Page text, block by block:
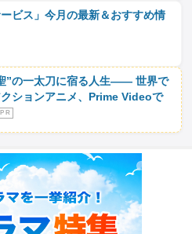
ービス」今月の最新＆おすすめ情
”の一太刀に宿る人生―― 世界で
ションアニメ、Prime Videoで
P R